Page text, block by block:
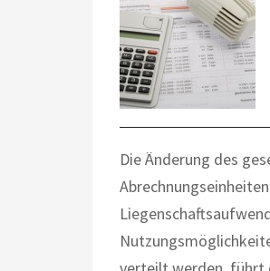
Die Änderung des